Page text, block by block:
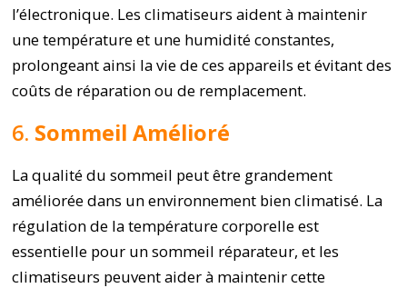
l’électronique. Les climatiseurs aident à maintenir
une température et une humidité constantes,
prolongeant ainsi la vie de ces appareils et évitant des
coûts de réparation ou de remplacement.
6. Sommeil Amélioré
La qualité du sommeil peut être grandement
améliorée dans un environnement bien climatisé. La
régulation de la température corporelle est
essentielle pour un sommeil réparateur, et les
climatiseurs peuvent aider à maintenir cette